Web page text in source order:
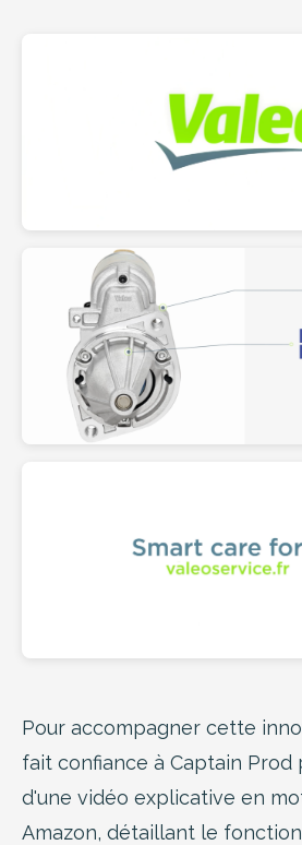
Pour accompagner cette
fait confiance à Captain Prod
d'une vidéo explicative en
Amazon, détaillant le